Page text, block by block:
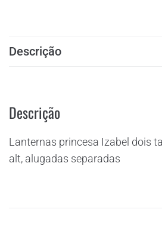
Descrição
Descrição
Lanternas princesa Izabel dois
alt, alugadas separadas